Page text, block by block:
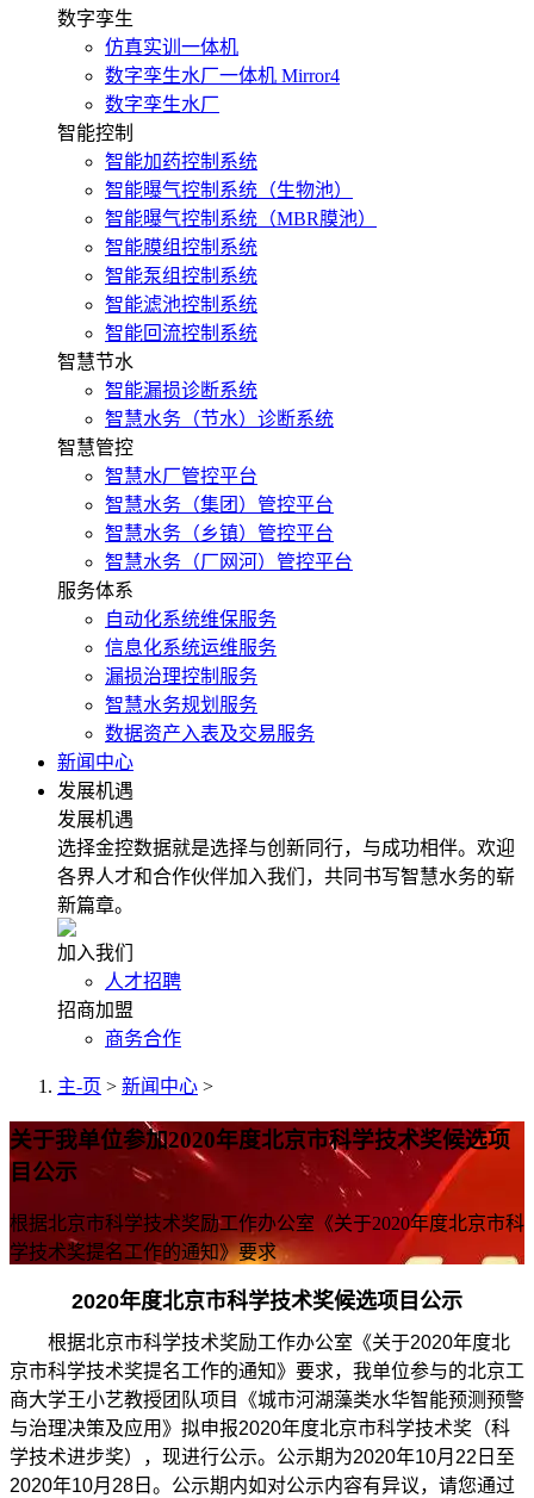
数字孪生
仿真实训一体机
数字孪生水厂一体机 Mirror4
数字孪生水厂
智能控制
智能加药控制系统
智能曝气控制系统（生物池）
智能曝气控制系统（MBR膜池）
智能膜组控制系统
智能泵组控制系统
智能滤池控制系统
智能回流控制系统
智慧节水
智能漏损诊断系统
智慧水务（节水）诊断系统
智慧管控
智慧水厂管控平台
智慧水务（集团）管控平台
智慧水务（乡镇）管控平台
智慧水务（厂网河）管控平台
服务体系
自动化系统维保服务
信息化系统运维服务
漏损治理控制服务
智慧水务规划服务
数据资产入表及交易服务
新闻中心
发展机遇
发展机遇
选择金控数据就是选择与创新同行，与成功相伴。欢迎
各界人才和合作伙伴加入我们，共同书写智慧水务的崭
新篇章。
加入我们
人才招聘
招商加盟
商务合作
主-页 > 新闻中心 >
关于我单位参加2020年度北京市科学技术奖候选项
目公示
根据北京市科学技术奖励工作办公室《关于2020年度北京市科
学技术奖提名工作的通知》要求
2020年度北京市科学技术奖候选项目公示
根据北京市科学技术奖励工作办公室《关于2020年度北
京市科学技术奖提名工作的通知》要求，我单位参与的北京工
商大学王小艺教授团队项目《城市河湖藻类水华智能预测预警
与治理决策及应用》拟申报2020年度北京市科学技术奖（科
学技术进步奖），现进行公示。公示期为2020年10月22日至
2020年10月28日。公示期内如对公示内容有异议，请您通过